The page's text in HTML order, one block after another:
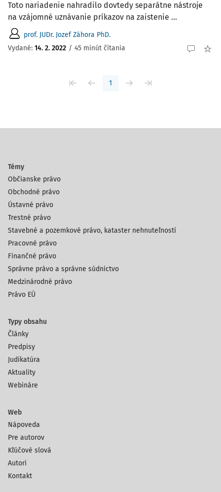
Toto nariadenie nahradilo dovtedy separátne nástroje
na vzájomné uznávanie príkazov na zaistenie ...
prof. JUDr. Jozef Záhora PhD.
Vydané: 14. 2. 2022 / 45 minút čítania
1
Témy
Občianske právo
Obchodné právo
Ústavné právo
Trestné právo
Stavebné a pozemkové právo, kataster nehnuteľností
Pracovné právo
Finančné právo
Správne právo a správne súdnictvo
Medzinárodné právo
Právo EÚ
Typy obsahu
Články
Predpisy
Judikatúra
Aktuality
Webináre
Web
Nápoveda
Pre autorov
Kľúčové slová
Autori
Kontakt